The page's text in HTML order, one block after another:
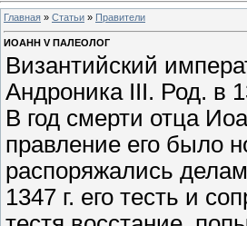
Главная » Статьи » Правители
ИОАНН V ПАЛЕОЛОГ
Византийский
Андроника III. Род. в
В год смерти отца
правление его было
распоряжались
1347 г. его тесть и